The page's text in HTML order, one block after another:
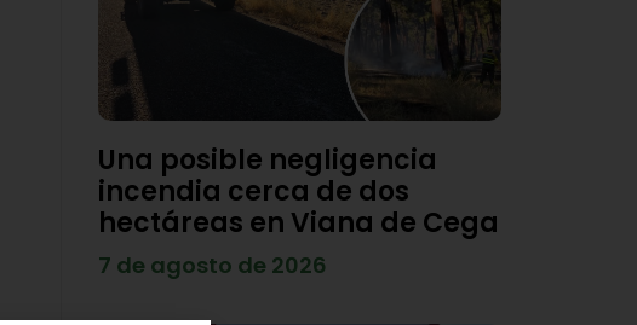
Una posible negligencia
incendia cerca de dos
hectáreas en Viana de Cega
7 de agosto de 2026